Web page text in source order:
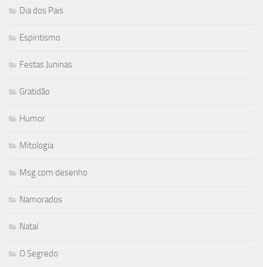
Dia dos Pais
Espiritismo
Festas Juninas
Gratidão
Humor
Mitologia
Msg com desenho
Namorados
Natal
O Segredo